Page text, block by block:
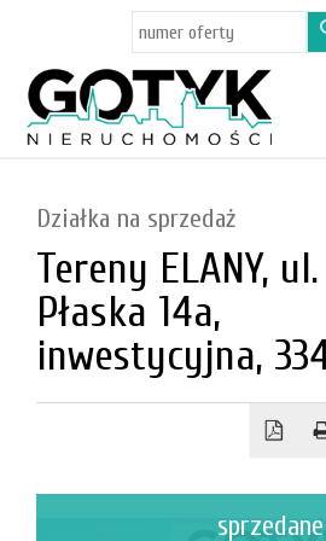
Masz pytania?
Działka na sprzedaż
Tereny ELANY, ul.
Płaska 14a,
inwestycyjna,
sprzedane